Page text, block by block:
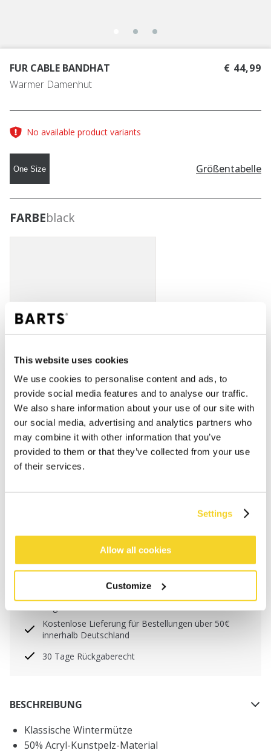
This website uses cookies
We use cookies to personalise content and ads, to
provide social media features and to analyse our traffic.
We also share information about your use of our site with
our social media, advertising and analytics partners who
may combine it with other information that you’ve
provided to them or that they’ve collected from your use
of their services.
Settings
Allow all cookies
Customize
FUR CABLE BANDHAT
Warmer Damenhut
€ 44,99
No available product variants
One Size Größentabelle
FARBEblack
IN DEN WARENKORB
Bestellungen, die vor 12 Uhr MEZ (Montag bis
Kostenlose Lieferung für Bestellungen über 50€
innerhalb Deutschland
30 Tage Rückgaberecht
BESCHREIBUNG
Klassische Wintermütze
50% Acryl-Kunstpelz-Material